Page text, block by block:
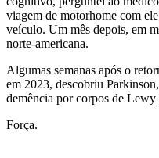
viagem de motorhome com
veículo. Um mês depois, em
norte-americana.
Algumas semanas após o
em 2023, descobriu
demência por corpos de
Força.